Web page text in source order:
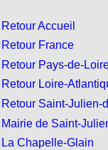
Retour Accueil
Retour France
Retour Pays-de-
Retour Loire-
Retour Saint-Julien-
Mairie de Saint-
La Chapelle-Glain